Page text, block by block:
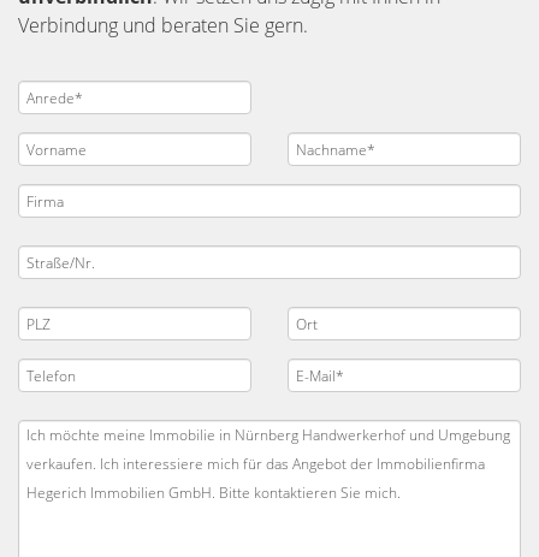
Verbindung und beraten Sie gern.